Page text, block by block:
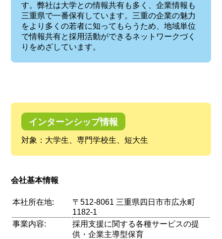
す。弊社は大学との情報共有も多く、企業情報も
三重県で一番保有しています。三重の企業の魅力
をより多くの若者に知ってもらうため、地域単位
で情報共有と採用活動ができるネットワークづく
りをめざしています。
インターンシップ情報
対象：大学生、専門学校生、短大生
会社基本情報
本社所在地:
〒512-8061 三重県四日市市広永町
1182-1
事業内容:
採用支援に関する各種サービスの提
供・企業主導型保育